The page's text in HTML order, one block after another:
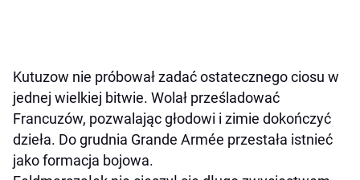
Kutuzow nie próbował zadać ostatecznego ciosu w
jednej wielkiej bitwie. Wolał prześladować
Francuzów, pozwalając głodowi i zimie dokończyć
dzieła. Do grudnia Grande Armée przestała istnieć
jako formacja bojowa.